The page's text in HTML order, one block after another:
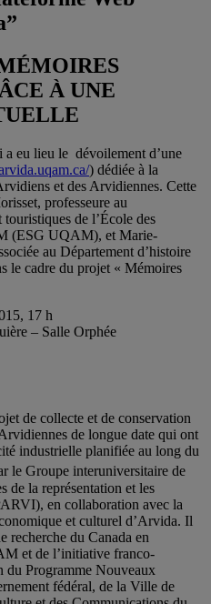
À UNE
eu lieu le dévoilement d’une
) dédiée à la
et des Arvidiennes. Cette
professeure au
touristiques de l’École des
(ESG UQAM), et Marie-
au Département d’histoire
le cadre du projet « Mémoires
17 h
– Salle Orphée
de collecte et de conservation
de longue date qui ont
industrielle planifiée au long du
le Groupe interuniversitaire de
de la représentation et les
en collaboration avec la
et culturel d’Arvida. Il
recherche du Canada en
et de l’initiative franco-
du Programme Nouveaux
fédéral, de la Ville de